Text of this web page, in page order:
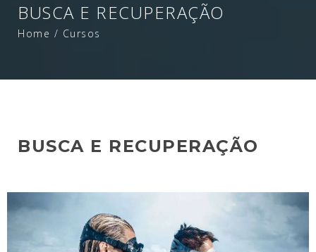
BUSCA E RECUPERAÇÃO
Home / Cursos
BUSCA E RECUPERAÇÃO